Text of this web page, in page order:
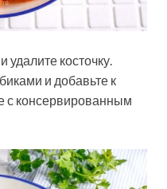
удалите косточку.
и добавьте к
с консервированным